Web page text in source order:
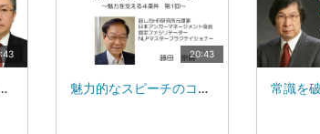
リームファクトリーのゼロからの挑戦と今後の展開-：東北大学未来科学技術共同研究センター 准教授：千葉 一美
20:43
魅力的なスピーチのコツ話し方